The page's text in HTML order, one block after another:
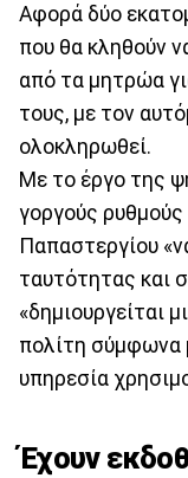
Αφορά δύο
που θα κληθούν
από τα μητρώα
τους, με τον
ολοκληρωθεί.
Με το έργο της
γοργούς
Παπαστεργίου
ταυτότητας και
«δημιουργείται
πολίτη σύμφωνα
υπηρεσία
Έχουν